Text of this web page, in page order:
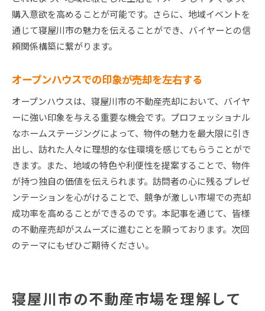
購入意欲を高めることが可能です。さらに、地域イベントを
通じて寝屋川市の魅力を伝えることができ、バイヤーとの信
頼関係構築に繋がります。
オープンハウスでの印象が売却を左右する
オープンハウスは、寝屋川市の不動産売却において、バイヤ
ーに強い印象を与える重要な機会です。プロフェッショナル
なホームステージングによって、物件の魅力を最大限に引き
出し、訪れた人々に理想的な住環境を感じてもらうことがで
きます。また、地域の特色や利便性を提案することで、物件
が持つ独自の価値を伝えられます。訪問者の心に残るプレゼ
ンテーションを心がけることで、競争が激しい市場での売却
成功率を高めることができるのです。本記事を通じて、皆様
の不動産売却がスムーズに進むことを願っております。次回
のテーマにもぜひご期待ください。
寝屋川市の不動産市場を理解して